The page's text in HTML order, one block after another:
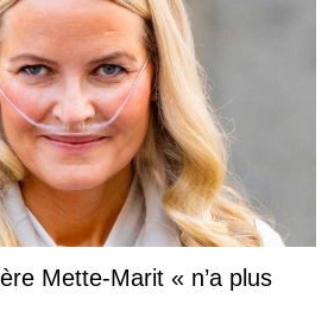
Mette-Marit « n’a plus